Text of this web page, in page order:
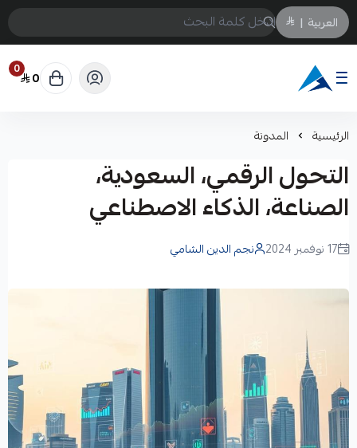
العربية |
Arabtechksa
0 0
الرئيسية المدونة
التحول الرقمي، السعودية،
الصناعة، الذكاء الاصطناعي
17 نوفمبر 2024 نجم الدين الشامي